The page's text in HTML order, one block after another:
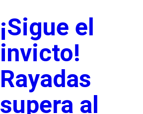
¡Sigue el
invicto!
Rayadas
supera al